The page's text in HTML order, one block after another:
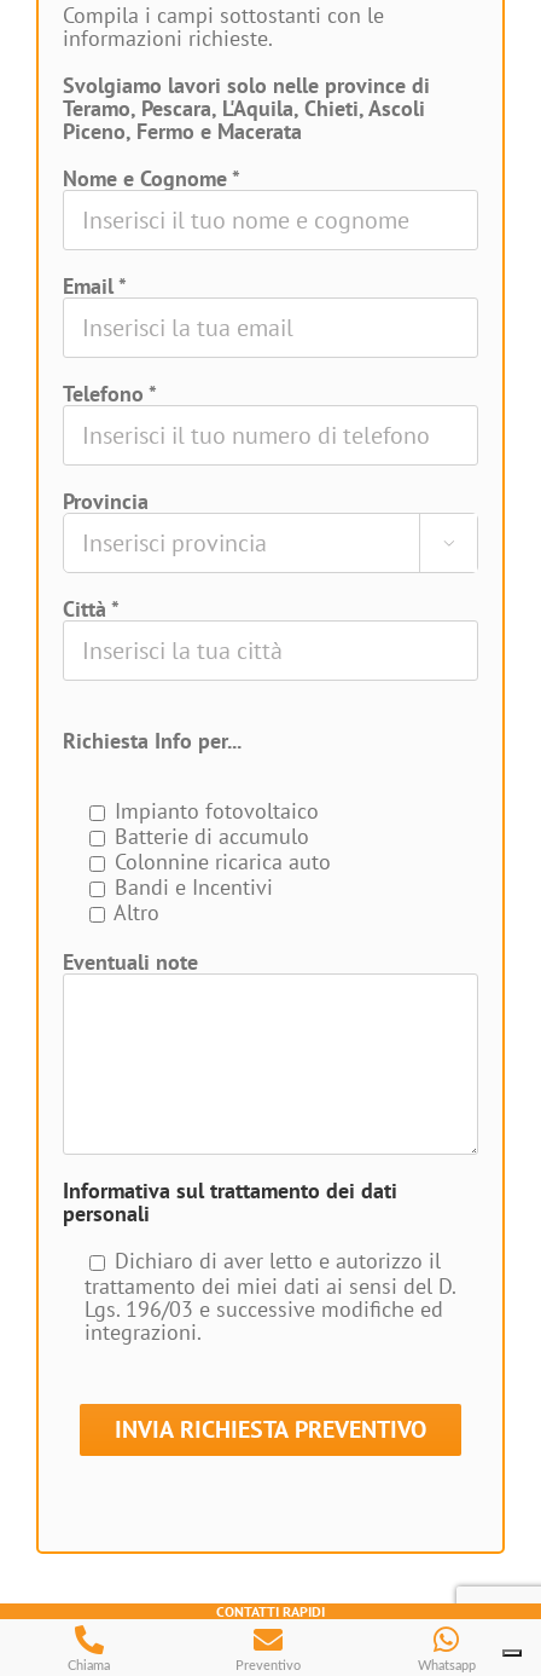
Compila i campi sottostanti con le
informazioni richieste.
Svolgiamo lavori solo nelle province di
Teramo, Pescara, L'Aquila, Chieti, Ascoli
Piceno, Fermo e Macerata
Nome e Cognome *
Email *
Telefono *
Provincia

Città *
Richiesta Info per...
Impianto fotovoltaico
Batterie di accumulo
Colonnine ricarica auto
Bandi e Incentivi
Altro
Eventuali note
Informativa sul trattamento dei dati
personali
Dichiaro di aver letto e autorizzo il
trattamento dei miei dati ai sensi del D.
Lgs. 196/03 e successive modifiche ed
integrazioni.
Progettazione e realizzazione impianti
CONTATTI RAPIDI
Chiama Preventivo Whatsapp